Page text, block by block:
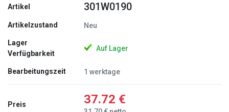
Artikel 301W0190
Artikelzustand Neu
Lager
Verfügbarkeit
Auf Lager
Bearbeitungszeit 1 werktage
Preis 37.72 €